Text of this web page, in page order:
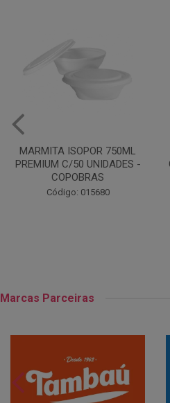
HAMBURGUEIRA ISOPOR
CH-002A COPOBRAS 100UN
Código: 037536
Marcas Parceiras